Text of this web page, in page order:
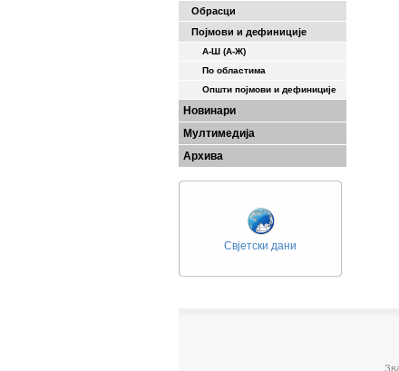
Обрасци
Појмови и дефиниције
А-Ш (A-Ж)
По областима
Општи појмови и дефиниције
Новинари
Мултимедија
Архива
Свјетски дани